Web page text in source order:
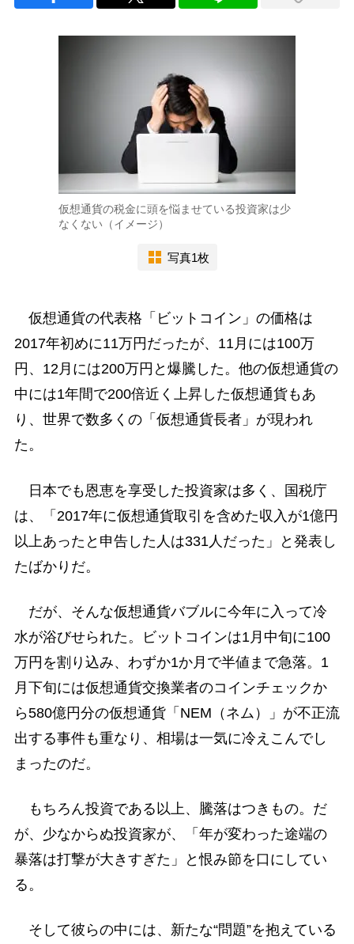
仮想通貨の税金に頭を悩ませている投資家は少
なくない（イメージ）
写真1枚
仮想通貨の代表格「ビットコイン」の価格は
2017年初めに11万円だったが、11月には100万
円、12月には200万円と爆騰した。他の仮想通貨の
中には1年間で200倍近く上昇した仮想通貨もあ
り、世界で数多くの「仮想通貨長者」が現われ
た。
日本でも恩恵を享受した投資家は多く、国税庁
は、「2017年に仮想通貨取引を含めた収入が1億円
以上あったと申告した人は331人だった」と発表し
たばかりだ。
だが、そんな仮想通貨バブルに今年に入って冷
水が浴びせられた。ビットコインは1月中旬に100
万円を割り込み、わずか1か月で半値まで急落。1
月下旬には仮想通貨交換業者のコインチェックか
ら580億円分の仮想通貨「NEM（ネム）」が不正流
出する事件も重なり、相場は一気に冷えこんでし
まったのだ。
もちろん投資である以上、騰落はつきもの。だ
が、少なからぬ投資家が、「年が変わった途端の
暴落は打撃が大きすぎた」と恨み節を口にしてい
る。
そして彼らの中には、新たな“問題”を抱えている